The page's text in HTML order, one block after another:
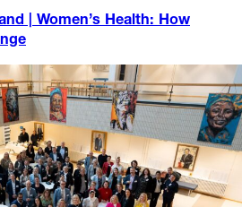
| Women’s Health: How